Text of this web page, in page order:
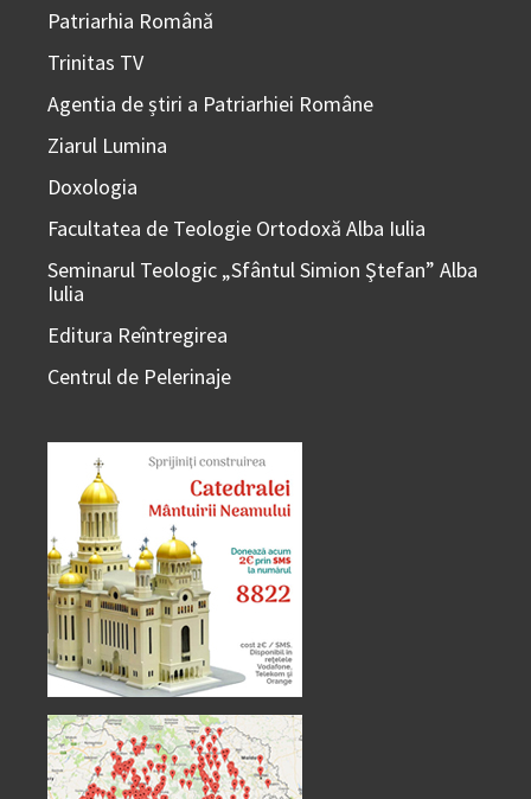
Patriarhia Română
Trinitas TV
Agentia de știri a Patriarhiei Române
Ziarul Lumina
Doxologia
Facultatea de Teologie Ortodoxă Alba Iulia
Seminarul Teologic „Sfântul Simion Ştefan” Alba
Iulia
Editura Reîntregirea
Centrul de Pelerinaje